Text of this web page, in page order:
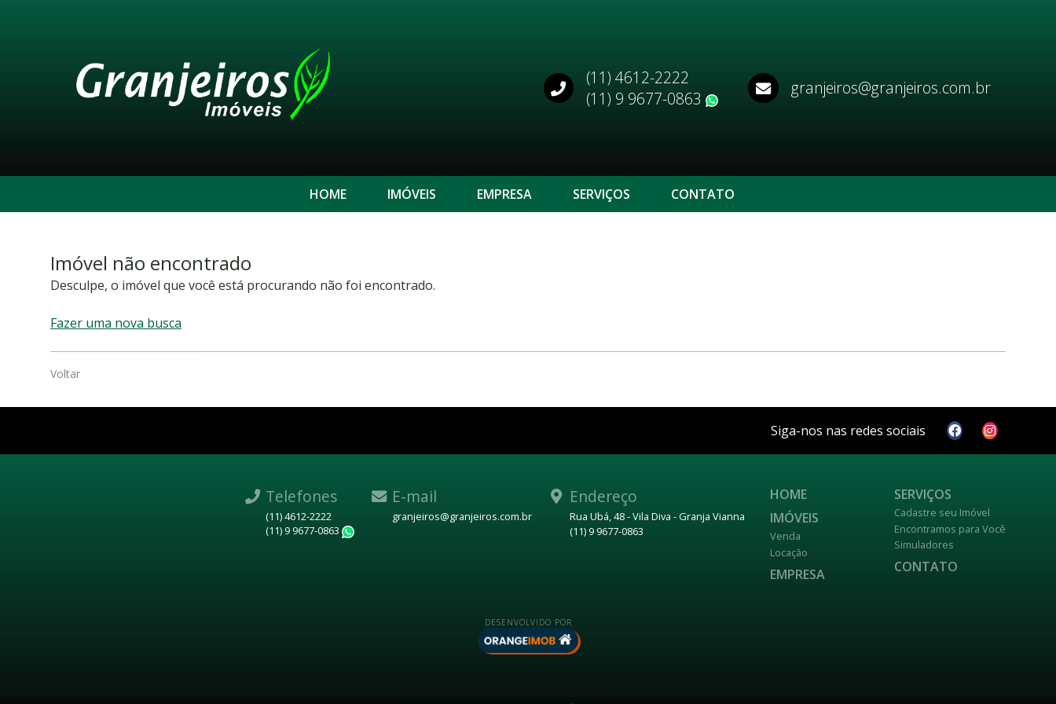
(11) 4612-2222
(11) 9 9677-0863
WhatsApp
granjeiros@granjeiros.com.br
HOME IMÓVEIS EMPRESA SERVIÇOS CONTATO
Imóvel não encontrado
Desculpe, o imóvel que você está procurando não foi encontrado.
Fazer uma nova busca
Voltar
Siga-nos nas redes sociais
Telefones
(11) 4612-2222
(11) 9 9677-0863
E-mail
granjeiros@granjeiros.com.br
Endereço
Rua Ubá, 48 - Vila Diva - Granja Vianna
(11) 9 9677-0863
HOME
IMÓVEIS
Venda
Locação
EMPRESA
SERVIÇOS
Cadastre seu Imóvel
Encontramos para Você
Simuladores
CONTATO
DESENVOLVIDO POR